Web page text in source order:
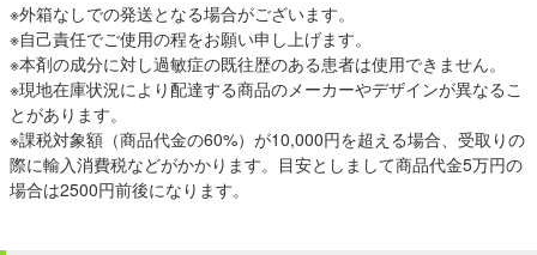
※外箱なしでの発送となる場合がございます。
※自己責任でご使用の程をお願い申し上げます。
※本剤の成分に対し過敏症の既往歴のある患者は使用できません。
※現地在庫状況により配達する商品のメーカーやデザインが異なるこ
とがあります。
※課税対象額（商品代金の60%）が10,000円を超える場合、受取りの
際に輸入消費税などがかかります。目安としまして商品代金5万円の
場合は2500円前後になります。